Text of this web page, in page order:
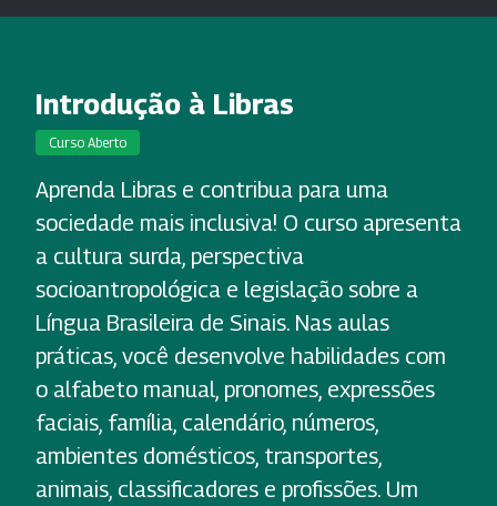
Introdução à Libras
Curso Aberto
Aprenda Libras e contribua para uma
sociedade mais inclusiva! O curso apresenta
a cultura surda, perspectiva
socioantropológica e legislação sobre a
Língua Brasileira de Sinais. Nas aulas
práticas, você desenvolve habilidades com
o alfabeto manual, pronomes, expressões
faciais, família, calendário, números,
ambientes domésticos, transportes,
animais, classificadores e profissões. Um